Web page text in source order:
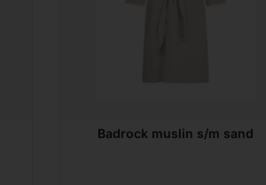
Badrock muslin s/m sand